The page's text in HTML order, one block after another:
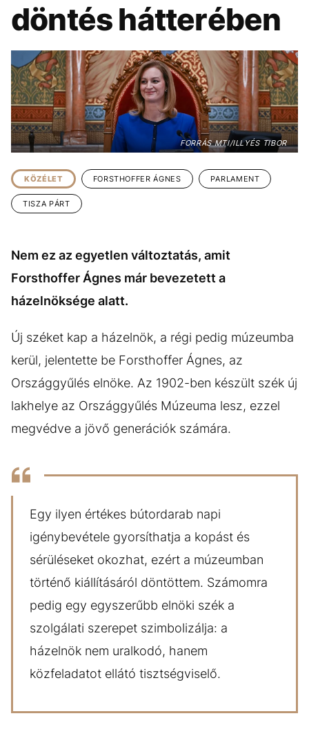
KÖZÉLET
ÉLETMÓD DESIGN
BESZÉLGETÉSEK ARCOK
VIDEÓ TÖRTÉNETEK
GASZTRO
döntés hátterében
FORRÁS MTI/ILLYÉS TIBOR
KÖZÉLET FORSTHOFFER ÁGNES PARLAMENT
TISZA PÁRT
Nem ez az egyetlen változtatás, amit
Forsthoffer Ágnes már bevezetett a
házelnöksége alatt.
Új széket kap a házelnök, a régi pedig múzeumba
kerül, jelentette be Forsthoffer Ágnes, az
Országgyűlés elnöke. Az 1902-ben készült szék új
lakhelye az Országgyűlés Múzeuma lesz, ezzel
megvédve a jövő generációk számára.
Egy ilyen értékes bútordarab napi
igénybevétele gyorsíthatja a kopást és
sérüléseket okozhat, ezért a múzeumban
történő kiállításáról döntöttem. Számomra
pedig egy egyszerűbb elnöki szék a
szolgálati szerepet szimbolizálja: a
házelnök nem uralkodó, hanem
közfeladatot ellátó tisztségviselő.